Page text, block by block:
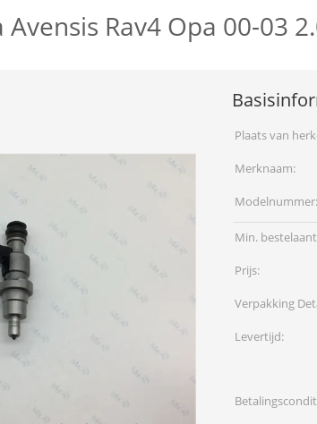
Rav4 Opa 00-03
Plaats van
Merknaam:
Modelnummer:
Min.
Prijs:
Verpakking
Levertijd: